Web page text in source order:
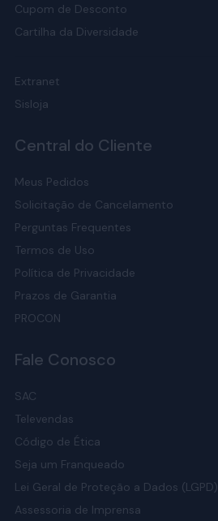
Cupom de Desconto
Cartilha da Diversidade
Extranet
Sisloja
Central do Cliente
Meus Pedidos
Solicitação de Cancelamento
Perguntas Frequentes
Termos de Uso
Política de Privacidade
Prazos de Garantia
PROCON
Fale Conosco
SAC
Televendas
Código de Ética
Seja um Franqueado
Lei Geral de Proteção a Dados (LGPD)
Assessoria de Imprensa